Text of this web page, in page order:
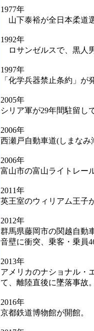
1977年
山下泰裕が全日本柔道
1992年
ロサンゼルスで、黒人
1997年
「化学兵器禁止条約」が
2005年
シリア軍が29年間駐留し
2006年
西瀬戸自動車道(しまなみ
2006年
富山市の富山ライトレー
2011年
英王室のウィリアム王子
2012年
群馬県藤岡市の関越自動
音壁に衝突、乗客・乗員
2013年
アメリカのナショナル・
て、離陸直後に墜落事故
2016年
京都鉄道博物館が開館。